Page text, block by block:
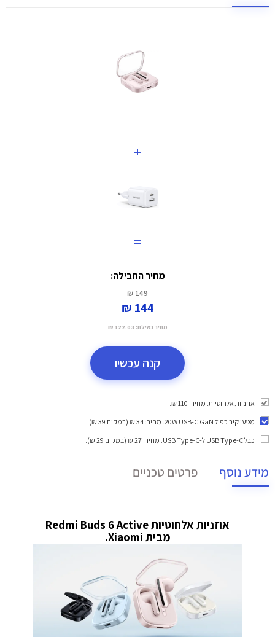
+
=
מחיר החבילה:
149 ₪
144 ₪
מחיר באילת: 122.03 ₪
קנה עכשיו
אוזניות אלחוטיות. מחיר: 110 ₪.
מטען קיר כפול 20W USB-C GaN
. מחיר: 34 ₪ (במקום 39 ₪).
כבל USB Type-C ל-USB Type-C
. מחיר: 27 ₪ (במקום 29 ₪).
מידע נוסף פרטים טכניים
אוזניות אלחוטיות Redmi Buds 6 Active
מבית Xiaomi.